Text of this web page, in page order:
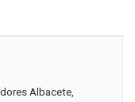
Albacete,